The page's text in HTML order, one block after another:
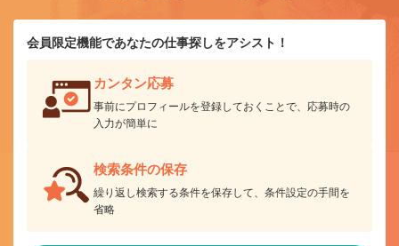
会員限定機能であなたの仕事探しをアシスト！
カンタン応募
事前にプロフィールを登録しておくことで、応募時の
入力が簡単に
検索条件の保存
繰り返し検索する条件を保存して、条件設定の手間を
省略